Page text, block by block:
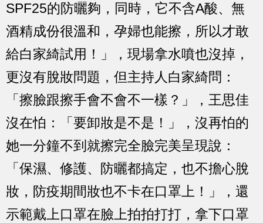
SPF25的防曬夠，同時，它不含A酸、無
酒精成份很溫和，孕婦也能擦，所以才敢
給白家綺試用！」，現場拿水噴也沒掉，
更沒有脫妝問題，但主持人白家綺問：
「擦臉跟擦手會不會不一樣？」，王思佳
沒在怕：「要卸妝是不是！」，沒再怕的
她一分鐘不到就擦完全臉完美呈現說：
「保濕、修護、防曬都搞定，也不擔心脫
妝，防疫期間妝也不卡在口罩上！」，還
示範戴上口罩在臉上拍拍打打，拿下口罩